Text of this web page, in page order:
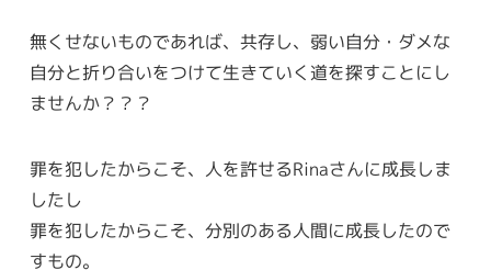
無くせないものであれば、共存し、弱い自分・ダメな
自分と折り合いをつけて生きていく道を探すことにし
ませんか？？？
罪を犯したからこそ、人を許せるRinaさんに成長しま
したし
罪を犯したからこそ、分別のある人間に成長したので
すもの。